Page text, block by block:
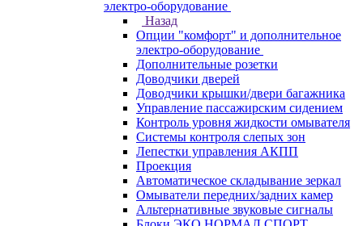
электро-оборудование
Назад
Опции "комфорт" и дополнительное
электро-оборудование
Дополнительные розетки
Доводчики дверей
Доводчики крышки/двери багажника
Управление пассажирским сидением
Контроль уровня жидкости омывателя
Системы контроля слепых зон
Лепестки управления АКПП
Проекция
Автоматическое складывание зеркал
Омыватели передних/задних камер
Альтернативные звуковые сигналы